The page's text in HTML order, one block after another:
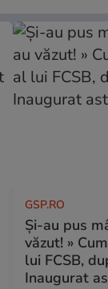
GSP.RO
Și-au pus
văzut! »
lui FCSB,
Inaugurat